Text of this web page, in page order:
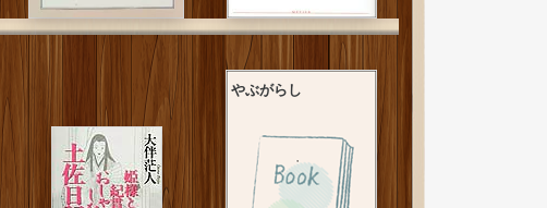
やぶがらし